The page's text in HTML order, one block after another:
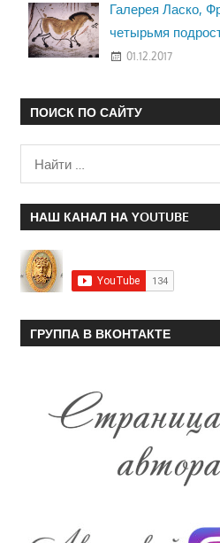
Галерея Ласко,
четырьмя
01.12.2017
ПОИСК ПО САЙТУ
НАШ КАНАЛ НА YOUTUBE
ГРУППА В ВКОНТАКТЕ